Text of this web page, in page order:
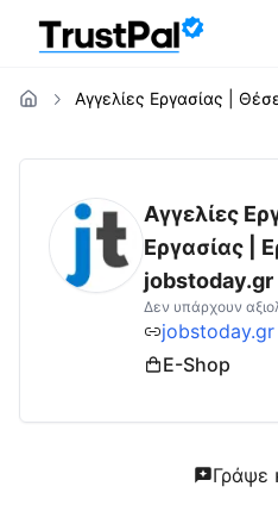
Αγγελίες Εργασίας |
jobstoday.gr
Αγγελίες
Εργασίας |
jobstoday.gr
Δεν υπάρχουν
jobstoday.gr
E-Shop
Γράψε